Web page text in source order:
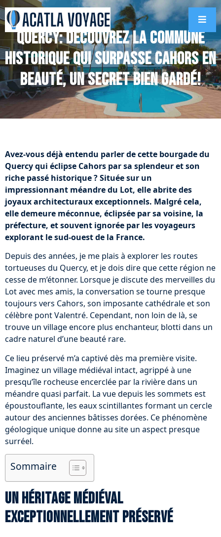
Quercy: Découvrez la commune
historique qui surpasse Cahors en
beauté, un secret bien gardé!
Avez-vous déjà entendu parler de cette bourgade du
Quercy qui éclipse Cahors par sa splendeur et son
riche passé historique ? Située sur un
impressionnant méandre du Lot, elle abrite des
joyaux architecturaux exceptionnels. Malgré cela,
elle demeure méconnue, éclipsée par sa voisine, la
préfecture, et souvent ignorée par les voyageurs
explorant le sud-ouest de la France.
Depuis des années, je me plais à explorer les routes
tortueuses du Quercy, et je dois dire que cette région ne
cesse de m’étonner. Lorsque je discute des merveilles du
Lot avec mes amis, la conversation se tourne presque
toujours vers Cahors, son imposante cathédrale et son
célèbre pont Valentré. Cependant, non loin de là, se
trouve un village encore plus enchanteur, blotti dans un
cadre naturel d’une beauté rare.
Ce lieu préservé m’a captivé dès ma première visite.
Imaginez un village médiéval intact, agrippé à une
presqu’île rocheuse encerclée par la rivière dans un
méandre quasi parfait. La vue depuis les sommets est
époustouflante, les eaux scintillantes formant un cercle
autour des anciennes bâtisses dorées. Ce phénomène
géologique unique donne au site un aspect presque
surréel.
Sommaire
Un héritage médiéval
exceptionnellement préservé